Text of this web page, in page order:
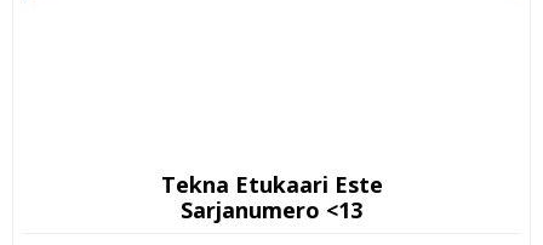
Tekna Etukaari Este
Sarjanumero <13